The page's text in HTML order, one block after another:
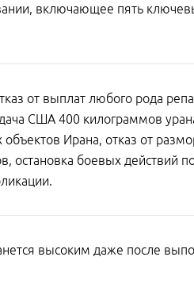
включающее пять
от выплат любого рода
США 400 килограммов
Ирана, отказ от
остановка боевых действий
высоким даже после